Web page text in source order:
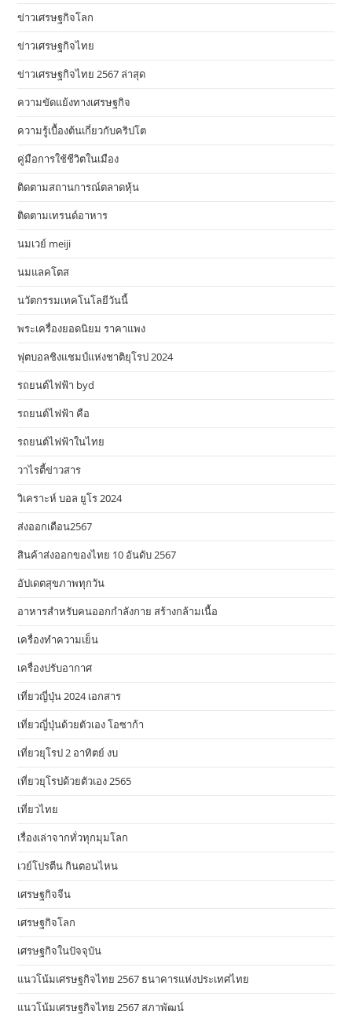
ข่าวเศรษฐกิจโลก
ข่าวเศรษฐกิจไทย
ข่าวเศรษฐกิจไทย 2567 ล่าสุด
ความขัดแย้งทางเศรษฐกิจ
ความรู้เบื้องต้นเกี่ยวกับคริปโต
คู่มือการใช้ชีวิตในเมือง
ติดตามสถานการณ์ตลาดหุ้น
ติดตามเทรนด์อาหาร
นมเวย์ meiji
นมแลคโตส
นวัตกรรมเทคโนโลยีวันนี้
พระเครื่องยอดนิยม ราคาแพง
ฟุตบอลชิงแชมป์แห่งชาติยุโรป 2024
รถยนต์ไฟฟ้า byd
รถยนต์ไฟฟ้า คือ
รถยนต์ไฟฟ้าในไทย
วาไรตี้ข่าวสาร
วิเคราะห์ บอล ยูโร 2024
ส่งออกเดือน2567
สินค้าส่งออกของไทย 10 อันดับ 2567
อัปเดตสุขภาพทุกวัน
อาหารสําหรับคนออกกําลังกาย สร้างกล้ามเนื้อ
เครื่องทำความเย็น
เครื่องปรับอากาศ
เที่ยวญี่ปุ่น 2024 เอกสาร
เที่ยวญี่ปุ่นด้วยตัวเอง โอซาก้า
เที่ยวยุโรป 2 อาทิตย์ งบ
เที่ยวยุโรปด้วยตัวเอง 2565
เที่ยวไทย
เรื่องเล่าจากทั่วทุกมุมโลก
เวย์โปรตีน กินตอนไหน
เศรษฐกิจจีน
เศรษฐกิจโลก
เศรษฐกิจในปัจจุบัน
แนวโน้มเศรษฐกิจไทย 2567 ธนาคารแห่งประเทศไทย
แนวโน้มเศรษฐกิจไทย 2567 สภาพัฒน์